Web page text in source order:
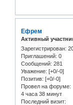
Ефрем
Активный
Зарегистрирован:
Приглашений: 0
Сообщений: 281
Уважение: [+0/-0]
Позитив: [+0/-0]
Провел на форуме:
4 часа 38 минут
Последний визит: